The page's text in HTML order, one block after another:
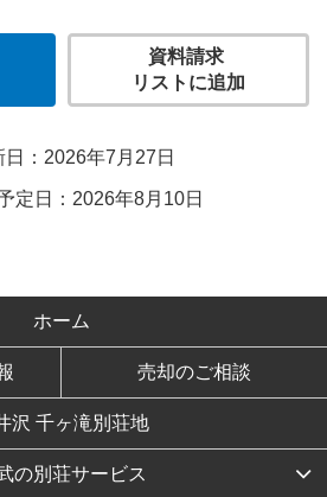
資料請求
リストに追加
日：2026年7月27日
定日：2026年8月10日
ホーム
売却のご相談
沢 千ヶ滝別荘地
の別荘サービス